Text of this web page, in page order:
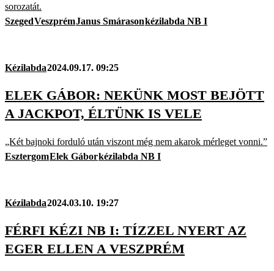
sorozatát.
SzegedVeszprémJanus Smárasonkézilabda NB I
Kézilabda2024.09.17. 09:25
ELEK GÁBOR: NEKÜNK MOST BEJÖTT
A JACKPOT, ÉLTÜNK IS VELE
„Két bajnoki forduló után viszont még nem akarok mérleget vonni.”
EsztergomElek Gáborkézilabda NB I
Kézilabda2024.03.10. 19:27
FÉRFI KÉZI NB I: TÍZZEL NYERT AZ
EGER ELLEN A VESZPRÉM